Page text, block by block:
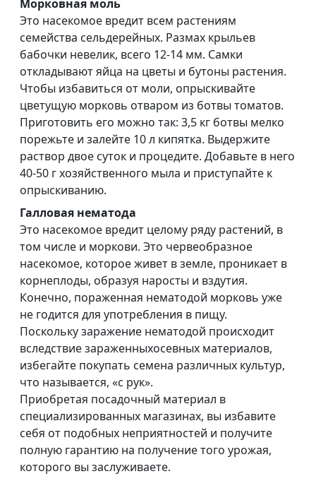
Морковная моль
Это насекомое вредит всем растениям
семейства сельдерейных. Размах крыльев
бабочки невелик, всего 12-14 мм. Самки
откладывают яйца на цветы и бутоны растения.
Чтобы избавиться от моли, опрыскивайте
цветущую морковь отваром из ботвы томатов.
Приготовить его можно так: 3,5 кг ботвы мелко
порежьте и залейте 10 л кипятка. Выдержите
раствор двое суток и процедите. Добавьте в него
40-50 г хозяйственного мыла и приступайте к
опрыскиванию.
Галловая нематода
Это насекомое вредит целому ряду растений, в
том числе и моркови. Это червеобразное
насекомое, которое живет в земле, проникает в
корнеплоды, образуя наросты и вздутия.
Конечно, пораженная нематодой морковь уже
не годится для употребления в пищу.
Поскольку заражение нематодой происходит
вследствие зараженныхосевных материалов,
избегайте покупать семена различных культур,
что называется, «с рук».
Приобретая посадочный материал в
специализированных магазинах, вы избавите
себя от подобных неприятностей и получите
полную гарантию на получение того урожая,
которого вы заслуживаете.